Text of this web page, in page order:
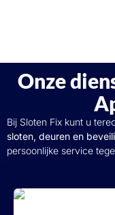
Onze
Bij Sloten Fix kunt u
sloten, deuren en
persoonlijke service